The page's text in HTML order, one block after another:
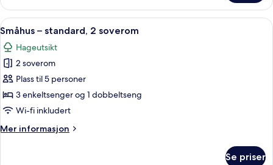
–
standard,
1
Åpne
alle
bildene
av
Småhus
–
standard,
soverom
Småhus – standard, 2 soverom |
11
Småhus – standard, 2 soverom
Hageutsikt
2 soverom
Plass til 5 personer
3 enkeltsenger og 1 dobbeltseng
Wi-fi inkludert
Mer informasjon
Mer
Se priser